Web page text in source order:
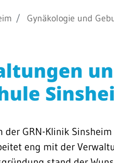
Gynäkologie und
der GRN-Klinik
eng mit der